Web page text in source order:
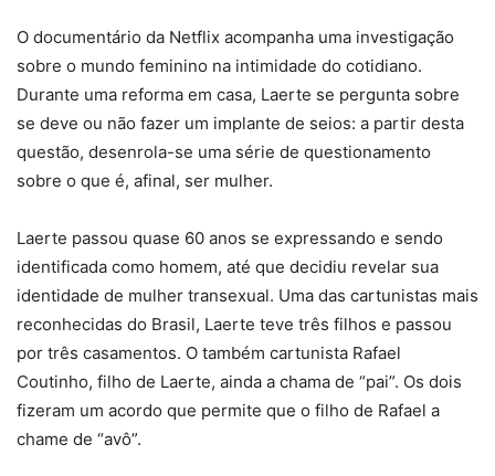
O documentário da Netflix acompanha uma investigação
sobre o mundo feminino na intimidade do cotidiano.
Durante uma reforma em casa, Laerte se pergunta sobre
se deve ou não fazer um implante de seios: a partir desta
questão, desenrola-se uma série de questionamento
sobre o que é, afinal, ser mulher.
Laerte passou quase 60 anos se expressando e sendo
identificada como homem, até que decidiu revelar sua
identidade de mulher transexual. Uma das cartunistas mais
reconhecidas do Brasil, Laerte teve três filhos e passou
por três casamentos. O também cartunista Rafael
Coutinho, filho de Laerte, ainda a chama de “pai”. Os dois
fizeram um acordo que permite que o filho de Rafael a
chame de “avô”.